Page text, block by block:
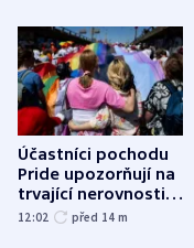
Účastníci pochodu
Pride upozorňují na
trvající nerovnosti i
společenskou
12:02 před 14 m